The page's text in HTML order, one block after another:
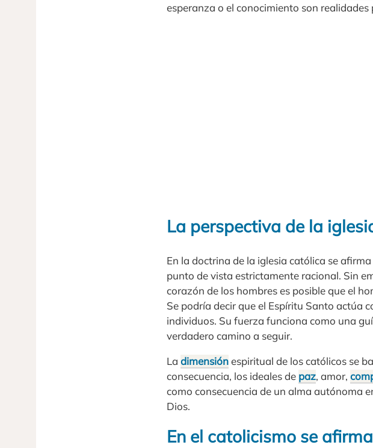
esperanza o el conocimiento son
La perspectiva de la
En la doctrina de la iglesia católica se
punto de vista estrictamente racional. Sin
corazón de los hombres es posible que el
Se podría decir que el Espíritu Santo actúa
individuos. Su fuerza funciona como una
verdadero camino a seguir.
La dimensiónespiritual de los católicos se
consecuencia, los ideales de paz, amor,
como consecuencia de un alma autónoma
Dios.
En el catolicismo se